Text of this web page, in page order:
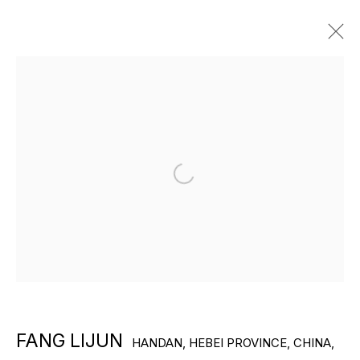
Open a larger version of the
FANG LIJUN
HANDAN, HEBEI PROVINCE, CHINA,